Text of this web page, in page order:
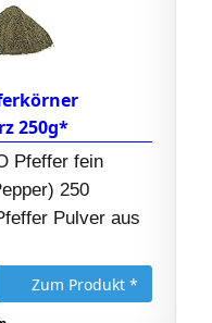
250g*
Pfeffer fein
250
Pulver aus
Zum Produkt *